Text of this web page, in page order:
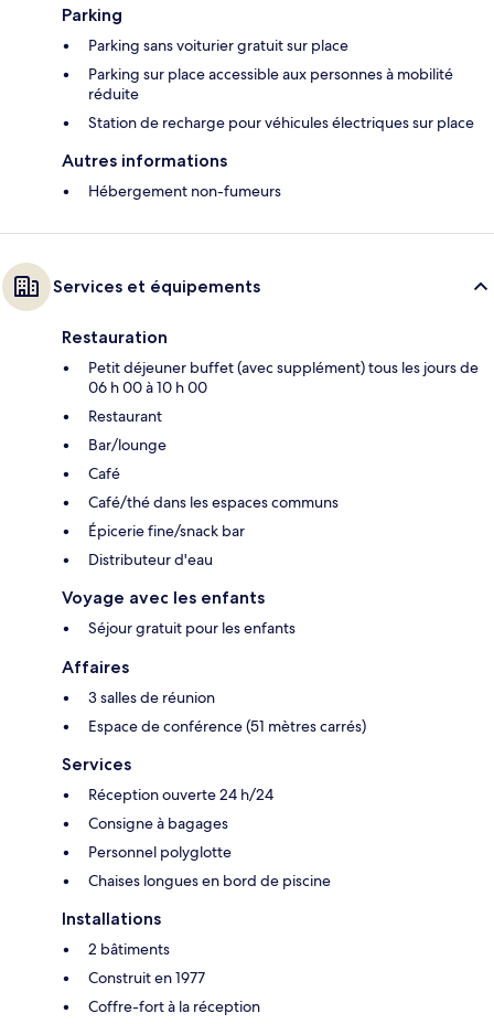
Parking
Parking sans voiturier gratuit sur place
Parking sur place accessible aux personnes à mobilité
réduite
Station de recharge pour véhicules électriques sur place
Autres informations
Hébergement non-fumeurs
Services et équipements
Restauration
Petit déjeuner buffet (avec supplément) tous les jours de
06 h 00 à 10 h 00
Restaurant
Bar/lounge
Café
Café/thé dans les espaces communs
Épicerie fine/snack bar
Distributeur d'eau
Voyage avec les enfants
Séjour gratuit pour les enfants
Affaires
3 salles de réunion
Espace de conférence (51 mètres carrés)
Services
Réception ouverte 24 h/24
Consigne à bagages
Personnel polyglotte
Chaises longues en bord de piscine
Installations
2 bâtiments
Construit en 1977
Coffre-fort à la réception